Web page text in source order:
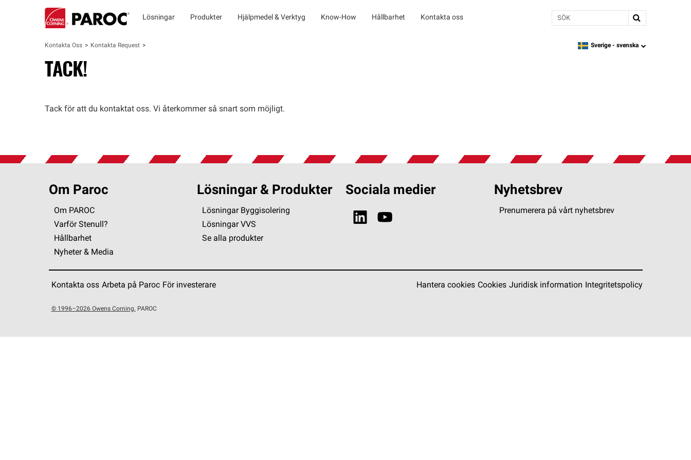
Lösningar Produkter Hjälpmedel & Verktyg Know-How Hållbarhet Kontakta oss Sök
Kontakta Oss Kontakta Request language
Sverige - svenska
TACK!
Tack för att du kontaktat oss. Vi återkommer så snart som möjligt.
Om Paroc
Om PAROC
Varför Stenull?
Hållbarhet
Nyheter & Media
Lösningar & Produkter
Lösningar Byggisolering
Lösningar VVS
Se alla produkter
Sociala medier Nyhetsbrev
Prenumerera på vårt nyhetsbrev
Kontakta oss Arbeta på Paroc För investerare Hantera cookies Cookies Juridisk information Integritetspolicy
© 1996–2026 Owens Corning. PAROC